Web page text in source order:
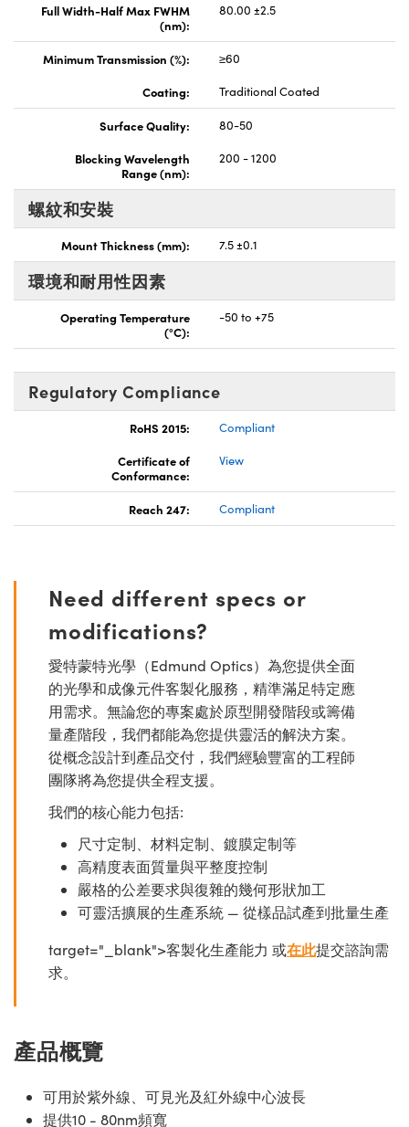
Full Width-Half Max FWHM
(nm):
80.00 ±2.5
Minimum Transmission (%):
≥60
Coating:
Traditional Coated
Surface Quality:
80-50
Blocking Wavelength
Range (nm):
200 - 1200
螺紋和安裝
Mount Thickness (mm): 7.5 ±0.1
環境和耐用性因素
Operating Temperature
(°C):
-50 to +75
Regulatory Compliance
RoHS 2015:
Compliant
Certificate of
Conformance:
View
Reach 247: Compliant
Need different specs or
modifications?
愛特蒙特光學（Edmund Optics）為您提供全面
的光學和成像元件客製化服務，精準滿足特定應
用需求。無論您的專案處於原型開發階段或籌備
量產階段，我們都能為您提供靈活的解決方案。
從概念設計到產品交付，我們經驗豐富的工程師
團隊將為您提供全程支援。
我們的核心能力包括:
尺寸定制、材料定制、鍍膜定制等
高精度表面質量與平整度控制
嚴格的公差要求與復雜的幾何形狀加工
可靈活擴展的生產系統 — 從樣品試產到批量生產
target="_blank">客製化生產能力 或在此提交諮詢需
求。
產品概覽
可用於紫外線、可見光及紅外線中心波長
提供10 - 80nm頻寬